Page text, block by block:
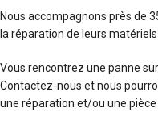
Nous accompagnons près de
la réparation de leurs
Vous rencontrez une panne
Contactez-nous et nous
une réparation et/ou une pièce